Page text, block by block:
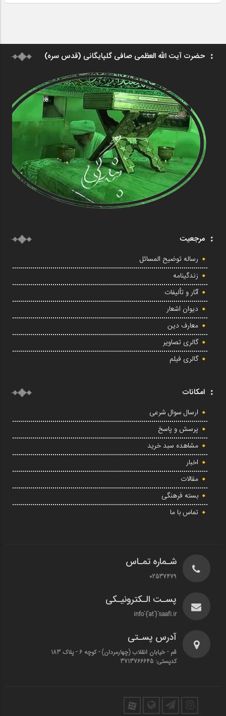
حضرت آیت الله العظمی صافی گلپایگانی (قدس سره)
مرجعیت
رساله توضیح المسائل
زندگینامه
آثار و تألیفات
دیوان اشعار
معارف دین
گالری تصاویر
گالری فیلم
امکانات
ارسال سوال شرعی
پرسش و پاسخ
مشاهده سبد خرید
اخبار
مقالات
بسته فرهنگی
تماس با ما
شـماره تمـاس
02537479
پسـت الـکترونیـکی
info`{`at`}`saafi.ir
آدرس پسـتی
قم - خیابان انقلاب (چهارمردان)‌ - کوچه 6 - پلاک 183
کدپستی: 3713766645